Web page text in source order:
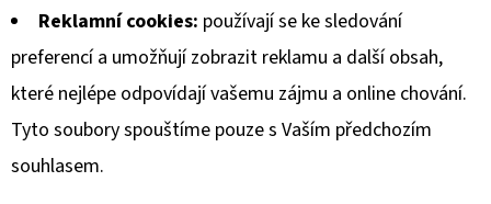
Reklamní cookies: používají se ke sledování
preferencí a umožňují zobrazit reklamu a další obsah,
které nejlépe odpovídají vašemu zájmu a online chování.
Tyto soubory spouštíme pouze s Vaším předchozím
souhlasem.